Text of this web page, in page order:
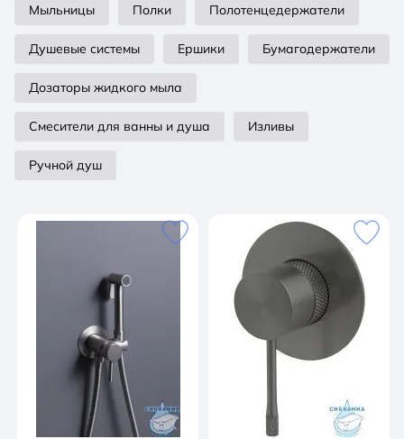
Мыльницы Полки Полотенцедержатели
Душевые системы Ершики Бумагодержатели
Дозаторы жидкого мыла
Смесители для ванны и душа Изливы
Ручной душ